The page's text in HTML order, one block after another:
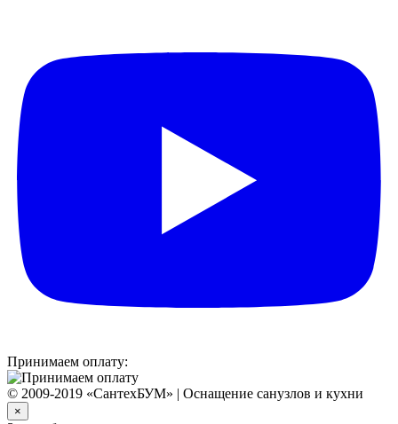
Принимаем оплату:
© 2009-2019 «СантехБУМ» | Оснащение санузлов и кухни
×